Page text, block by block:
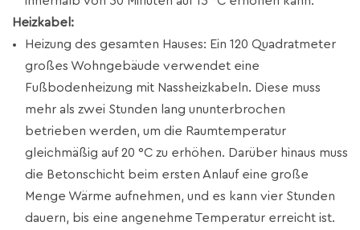
Heizkabel:
Heizung des gesamten Hauses: Ein 120 Quadratmeter
großes Wohngebäude verwendet eine
Fußbodenheizung mit Nassheizkabeln. Diese muss
mehr als zwei Stunden lang ununterbrochen
betrieben werden, um die Raumtemperatur
gleichmäßig auf 20 °C zu erhöhen. Darüber hinaus muss
die Betonschicht beim ersten Anlauf eine große
Menge Wärme aufnehmen, und es kann vier Stunden
dauern, bis eine angenehme Temperatur erreicht ist.